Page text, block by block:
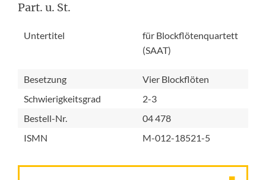
Part. u. St.
Untertitel
für Blockflötenquartett
(SAAT)
Besetzung
Vier Blockflöten
Schwierigkeitsgrad
2-3
Bestell-Nr.
04 478
ISMN
M-012-18521-5